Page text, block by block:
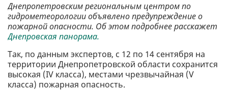
Днепропетровским региональным центром по
гидрометеорологии объявлено предупреждение о
пожарной опасности. Об этом подробнее расскажет
Днепровская панорама.
Так, по данным экспертов, с 12 по 14 сентября на
территории Днепропетровской области сохранится
высокая (IV класса), местами чрезвычайная (V
класса) пожарная опасность.